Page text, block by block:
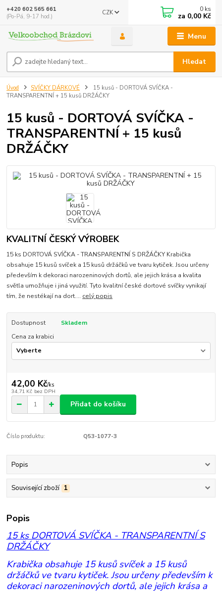
Menu
CZK
Hledat
+420 602 565 661
(Po-Pá, 9-17 hod.)
0 ks
za 0,00 Kč
Úvod SVÍČKY DÁRKOVÉ
15 kusů - DORTOVÁ SVÍČKA -
TRANSPARENTNÍ + 15 kusů DRŽÁČKY
15 kusů - DORTOVÁ SVÍČKA -
TRANSPARENTNÍ + 15 kusů
DRŽÁČKY
KVALITNÍ ČESKÝ VÝROBEK
15 ks DORTOVÁ SVÍČKA - TRANSPARENTNÍ S DRŽÁČKY Krabička
obsahuje 15 kusů svíček a 15 kusů držáčků ve tvaru kytiček. Jsou určeny
především k dekoraci narozeninových dortů, ale jejich krása a kvalita
světla umožňuje i jiná využití. Tyto kvalitní české dortové svíčky vynikají
tím, že nestékají na dort.... celý popis
Dostupnost
Skladem
Cena za krabici
42,00 Kč/ks
34,71 Kč bez DPH
Přidat do košíku
Číslo produktu: Q53-1077-3
Popis
Související zboží 1
Popis
15 ks DORTOVÁ SVÍČKA - TRANSPARENTNÍ S
DRŽÁČKY
Krabička obsahuje 15 kusů svíček a 15 kusů
držáčků ve tvaru kytiček. Jsou určeny především k
dekoraci narozeninových dortů, ale jejich krása a